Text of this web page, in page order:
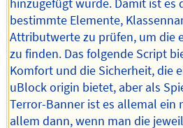
hinzugefügt wurde. Damit ist es
bestimmte Elemente,
Attributwerte zu prüfen, um die
zu finden. Das folgende Script
Komfort und die Sicherheit, die
uBlock origin bietet, aber als
Terror-Banner ist es allemal ein
allem dann, wenn man die